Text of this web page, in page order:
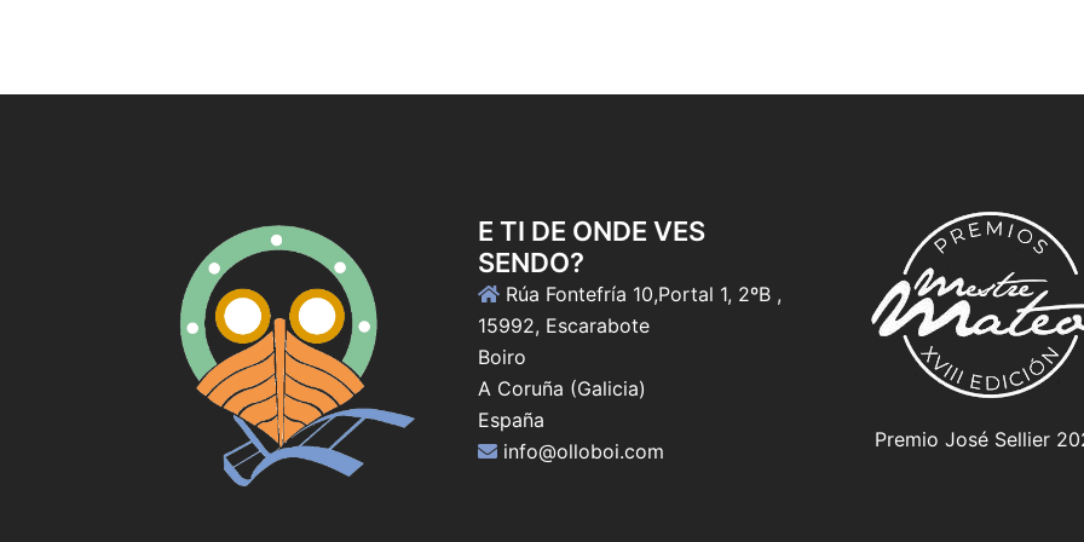
E TI DE ONDE VES
SENDO?
Rúa Fontefría 10,Portal 1, 2ºB ,
15992, Escarabote
Boiro
A Coruña (Galicia)
España
info@olloboi.com
Premio José Sellier